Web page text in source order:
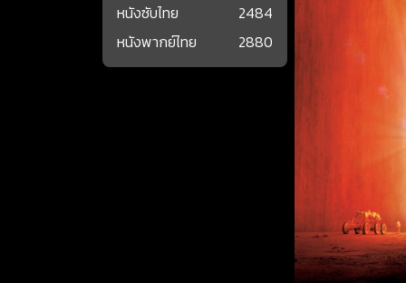
หนังซับไทย
2484
หนังพากย์ไทย
2880